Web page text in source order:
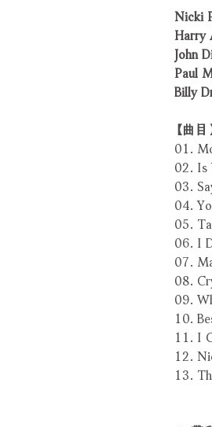
Nicki
Harry
John
Paul
Billy
【曲目
01.
02. Is
03.
04.
05.
06. I
07.
08.
09.
10.
11. I
12.
13.